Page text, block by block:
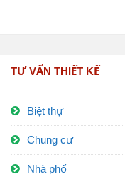
TƯ VẤN THIẾT KẾ
Biệt thự
Chung cư
Nhà phố